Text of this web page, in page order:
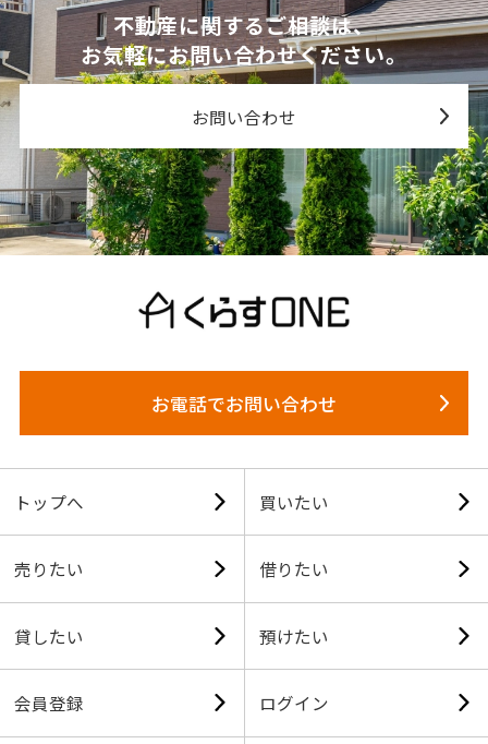
不動産に関するご相談は、
お気軽にお問い合わせください。
お問い合わせ
お電話でお問い合わせ
トップへ 買いたい
売りたい 借りたい
貸したい 預けたい
会員登録 ログイン